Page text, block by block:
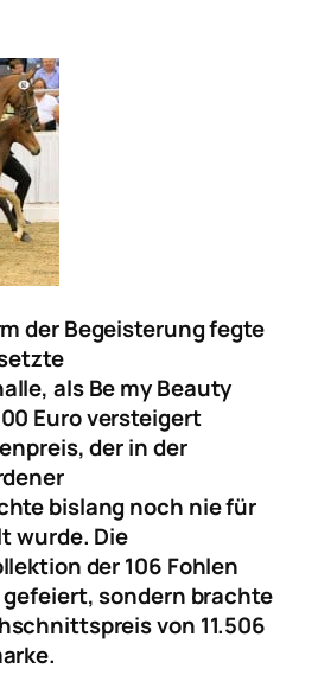
der Begeisterung fegte
als Be my Beauty
Euro versteigert
der in der
bislang noch nie für
wurde. Die
der 106 Fohlen
sondern brachte
von 11.506